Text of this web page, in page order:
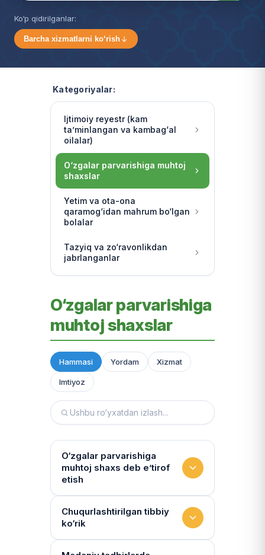
Ko‘p qidirilganlar:
Barcha xizmatlarni ko‘rish
Kategoriyalar:
Ijtimoiy reyestr (kam
ta’minlangan va kambag‘al
oilalar)
O‘zgalar parvarishiga muhtoj
shaxslar
Yetim va ota-ona
qaramog‘idan mahrum bo‘lgan
bolalar
Tazyiq va zo‘ravonlikdan
jabrlanganlar
O‘zgalar parvarishiga
muhtoj shaxslar
Hammasi Yordam Xizmat
Imtiyoz
O‘zgalar parvarishiga
muhtoj shaxs deb e’tirof
etish
Yashash sharoitini kim
baholaydi?
Multidissiplinar guruh: "Inson"
Chuqurlashtirilgan tibbiy
ko‘rik